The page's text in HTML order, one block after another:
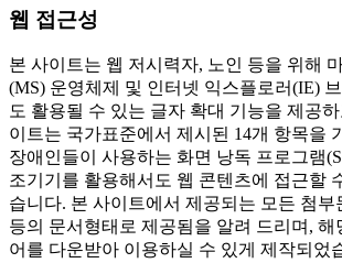
웹 접근성
본 사이트는 웹 저시력자, 노인 등을 위해
(MS) 운영체제 및 인터넷 익스플로러(IE)
도 활용될 수 있는 글자 확대 기능을 제공
이트는 국가표준에서 제시된 14개 항목을
장애인들이 사용하는 화면 낭독 프로그램
조기기를 활용해서도 웹 콘텐츠에 접근할
습니다. 본 사이트에서 제공되는 모든 첨부
등의 문서형태로 제공됨을 알려 드리며, 해
어를 다운받아 이용하실 수 있게 제작되었